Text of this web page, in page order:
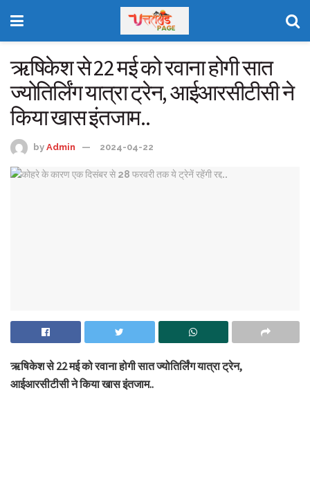
ऋषिकेश से 22 मई को रवाना होगी सात
ज्योतिर्लिंग यात्रा ट्रेन, आईआरसीटीसी ने
किया खास इंतजाम..
by Admin 2024-04-22
ऋषिकेश से 22 मई को रवाना होगी सात ज्योतिर्लिंग यात्रा ट्रेन,
आईआरसीटीसी ने किया खास इंतजाम..